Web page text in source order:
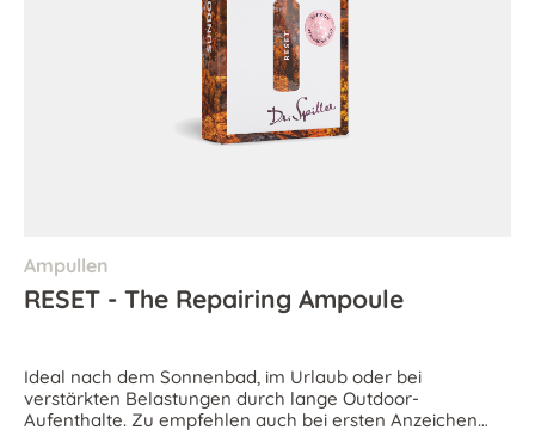
Ampullen
RESET - The Repairing Ampoule
Ideal nach dem Sonnenbad, im Urlaub oder bei
verstärkten Belastungen durch lange Outdoor-
Aufenthalte. Zu empfehlen auch bei ersten Anzeichen